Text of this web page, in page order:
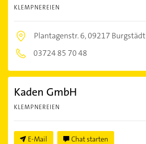
KLEMPNEREIEN
Plantagenstr. 6,09217 Burgstädt
03724 85 70 48
Kaden GmbH
KLEMPNEREIEN
E-Mail Chat starten